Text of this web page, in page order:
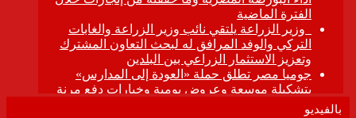
بالفيديو